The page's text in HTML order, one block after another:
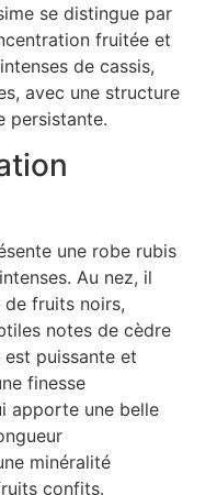
se distingue par
fruitée et
de cassis,
avec une structure
persistante.
une robe rubis
Au nez, il
fruits noirs,
notes de cèdre
est puissante et
finesse
apporte une belle
minéralité
confits.